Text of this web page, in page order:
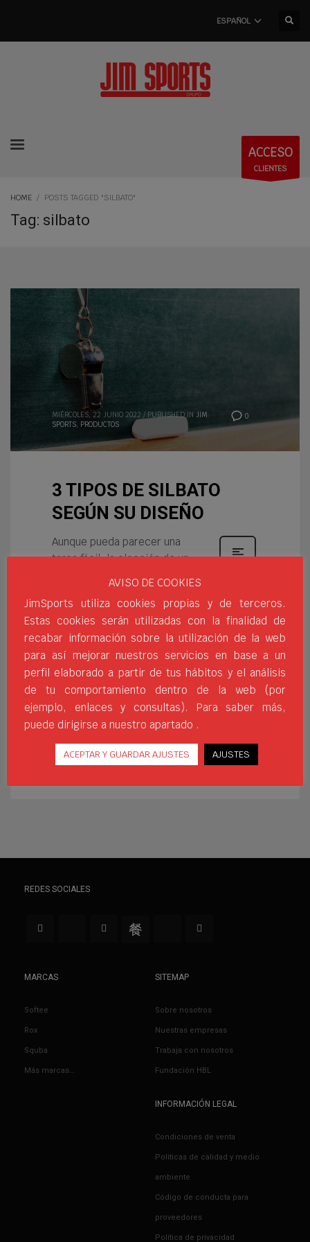
ESPAÑOL
ACCESO
CLIENTES
HOME POSTS TAGGED "SILBATO"
Tag: silbato
0
MIÉRCOLES, 22 JUNIO 2022 / PUBLISHED IN JIM
SPORTS, PRODUCTOS
3 TIPOS DE SILBATO
SEGÚN SU DISEÑO
Aunque pueda parecer una
tarea fácil, la elección de un
profesor es una tarea más que
complicada. Los silbatos son un elemento
clave e imprescindible para los
profesionales mencionados
anteriormente de cara a reclamar la
atención de su público y al igual que otras
herramientas se ha ido
REDES SOCIALES
MARCAS
Softee
Rox
Squba
Más marcas…
SITEMAP
Sobre nosotros
Nuestras empresas
Trabaja con nosotros
Fundación HBL
INFORMACIÓN LEGAL
Condiciones de venta
Políticas de calidad y medio
ambiente
Código de conducta para
proveedores
Política de privacidad
AVISO DE COOKIES
JimSports utiliza cookies propias y de terceros.
Estas cookies serán utilizadas con la finalidad de
recabar información sobre la utilización de la web
para así mejorar nuestros servicios en base a un
perfil elaborado a partir de tus hábitos y el análisis
de tu comportamiento dentro de la web (por
ejemplo, enlaces y consultas). Para saber más,
puede dirigirse a nuestro apartado .
ACEPTAR Y GUARDAR AJUSTES AJUSTES